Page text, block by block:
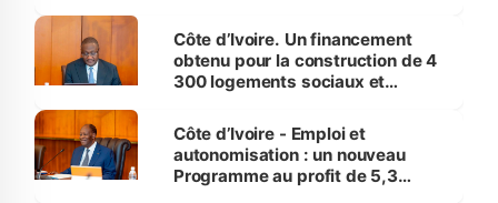
Côte d’Ivoire. Un financement
obtenu pour la construction de 4
300 logements sociaux et
et Yamoussoukro
Côte d’Ivoire - Emploi et
autonomisation : un nouveau
Programme au profit de 5,3